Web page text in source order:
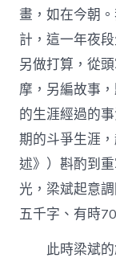
畫，如在今朝
計，這一年夜
另做打算，從
摩，另編故事
的生涯經過的
期的斗爭生涯
述》）斟酌到
光，梁斌起意
五千字、有時
此時梁斌